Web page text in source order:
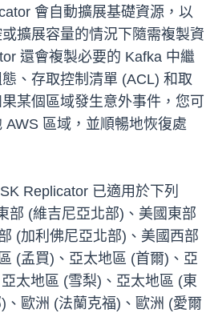
會自動擴展基礎資源，以
擴展容量的情況下隨需複製資
還會複製必要的 Kafka 中繼
、存取控制清單 (ACL) 和取
某個區域發生意外事件，您可
AWS 區域，並順暢地恢復處
Replicator 已適用於下列
部 (維吉尼亞北部)、美國東部
(加利佛尼亞北部)、美國西部
(孟買)、亞太地區 (首爾)、亞
太地區 (雪梨)、亞太地區 (東
、歐洲 (法蘭克福)、歐洲 (愛爾